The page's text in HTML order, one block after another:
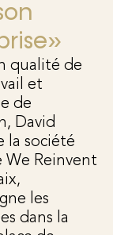
qualité de
et
de
David
la société
We Reinvent
les
dans la